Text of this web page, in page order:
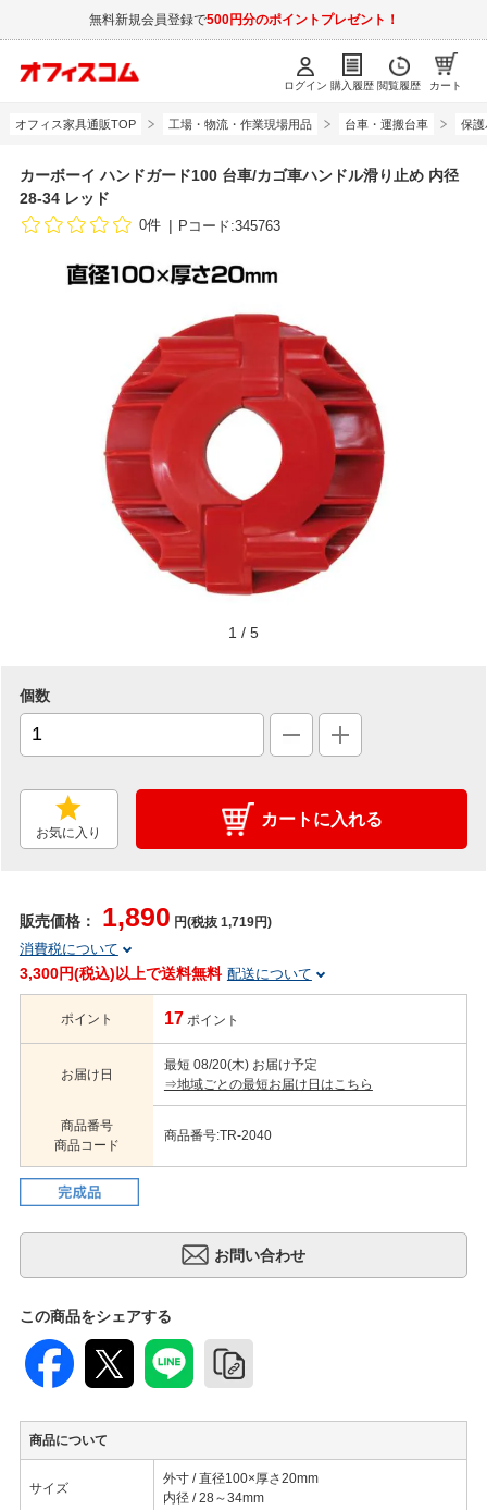
無料新規会員登録で500円分のポイントプレゼント！
ログイン 購入履歴 閲覧履歴 カート
オフィス家具通販TOP 工場・物流・作業現場用品 台車・運搬台車 保護
カーボーイ ハンドガード100 台車/カゴ車ハンドル滑り止め 内径
28‐34 レッド
0件 Pコード:345763
1 / 5
個数
お気に入り
カートに入れる
販売価格： 1,890 円(税抜 1,719円)
消費税について
3,300円(税込)以上で送料無料 配送について
ポイント 17 ポイント
お届け日
最短 08/20(木) お届け予定
⇒地域ごとの最短お届け日はこちら
商品番号
商品コード
商品番号:TR-2040
この商品をシェアする
商品について
サイズ
外寸 / 直径100×厚さ20mm
内径 / 28～34mm